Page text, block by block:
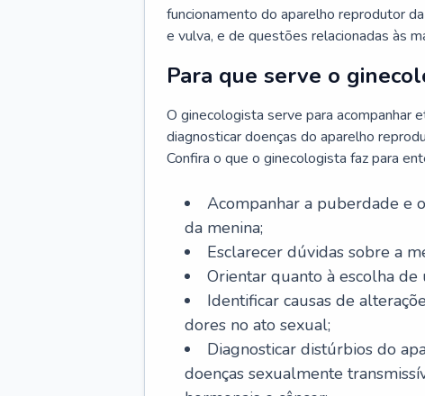
funcionamento do aparelho reprodutor
e vulva, e de questões relacionadas às
Para que serve o
O ginecologista serve para acompanhar
diagnosticar doenças do aparelho
Confira o que o ginecologista faz para
Acompanhar a puberdade e
da menina;
Esclarecer dúvidas sobre a
Orientar quanto à escolha
Identificar causas de
dores no ato sexual;
Diagnosticar distúrbios do
doenças sexualmente